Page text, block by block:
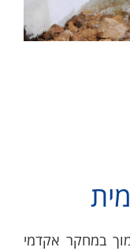
לתמוך במחקר אקדמי